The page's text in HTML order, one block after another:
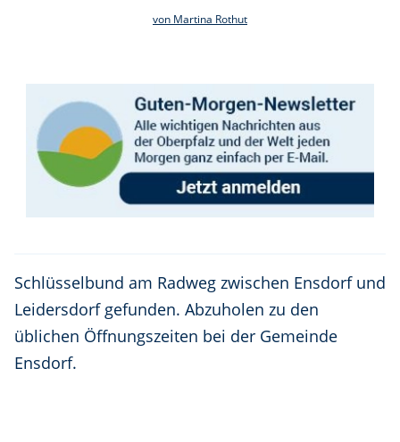
von Martina Rothut
Schlüsselbund am Radweg zwischen Ensdorf und
Leidersdorf gefunden. Abzuholen zu den
üblichen Öffnungszeiten bei der Gemeinde
Ensdorf.